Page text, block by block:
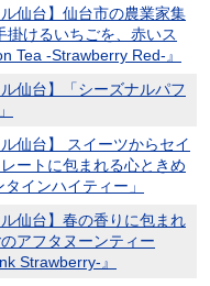
ル仙台】仙台市の農業家集
掛けるいちごを、赤いス
Tea -Strawberry Red-』
仙台】「シーズナルパフ
仙台】 スイーツからセイ
ートに包まれる心ときめ
インハイティー」
ル仙台】春の香りに包まれ
アフタヌーンティー
Strawberry-』